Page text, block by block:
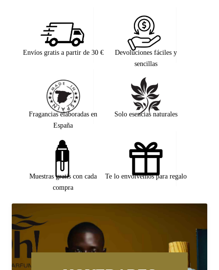
Envíos gratis a partir de 30 €
Devoluciones fáciles y
sencillas
Fragancias elaboradas en
España
Solo esencias naturales
Muestras gratis con cada
compra
Te lo envolvemos para regalo